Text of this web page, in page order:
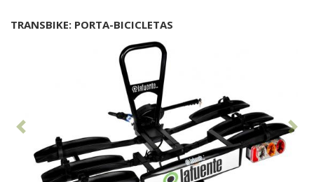
TRANSBIKE: PORTA-BICICLETAS